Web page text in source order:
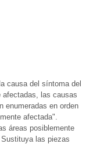
causa del síntoma del
afectadas, las causas
enumeradas en orden
afectada".
áreas posiblemente
las piezas